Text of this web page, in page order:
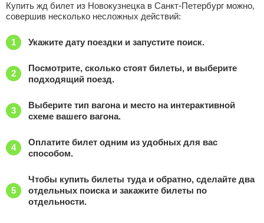
Купить жд билет из Новокузнецка в Санкт-Петербург можно,
совершив несколько несложных действий:
Укажите дату поездки и запустите поиск.
Посмотрите, сколько стоят билеты, и выберите
подходящий поезд.
Выберите тип вагона и место на интерактивной
схеме вашего вагона.
Оплатите билет одним из удобных для вас
способом.
Чтобы купить билеты туда и обратно, сделайте два
отдельных поиска и закажите билеты по
отдельности.